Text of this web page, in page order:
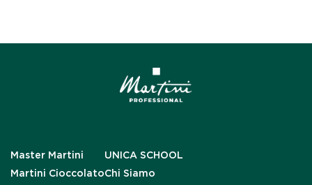
Master Martini
Martini Cioccolato
UNICA SCHOOL
Chi Siamo